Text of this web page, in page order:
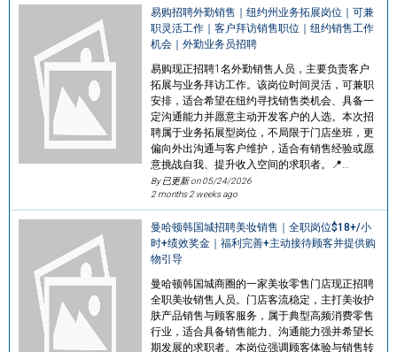
易购招聘外勤销售｜纽约州业务拓展岗位｜可兼
职灵活工作｜客户拜访销售职位｜纽约销售工作
机会｜外勤业务员招聘
易购现正招聘1名外勤销售人员，主要负责客户
拓展与业务拜访工作。该岗位时间灵活，可兼职
安排，适合希望在纽约寻找销售类机会、具备一
定沟通能力并愿意主动开发客户的人选。本次招
聘属于业务拓展型岗位，不局限于门店坐班，更
偏向外出沟通与客户维护，适合有销售经验或愿
意挑战自我、提升收入空间的求职者。📍…
By 已更新 on05/24/2026
2 months 2 weeks ago
曼哈顿韩国城招聘美妆销售｜全职岗位$18+/小
时+绩效奖金｜福利完善+主动接待顾客并提供购
物引导
曼哈顿韩国城商圈的一家美妆零售门店现正招聘
全职美妆销售人员。门店客流稳定，主打美妆护
肤产品销售与顾客服务，属于典型高频消费零售
行业，适合具备销售能力、沟通能力强并希望长
期发展的求职者。本岗位强调顾客体验与销售转